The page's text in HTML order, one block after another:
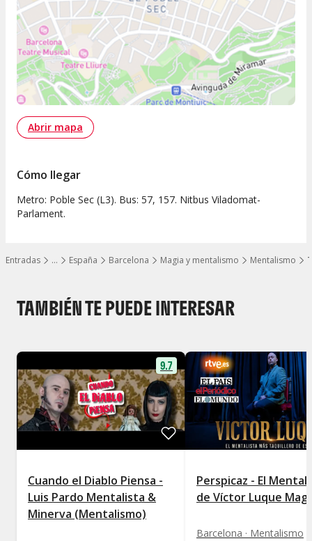
…
Mostrar todos los niveles
Entradas España Barcelona Magia y mentalismo Mentalismo
Abrir mapa
Cómo llegar
Metro: Poble Sec (L3). Bus: 57, 157. Nitbus Viladomat-
Parlament.
TAMBIÉN TE PUEDE INTERESAR
9.7
Cuando el Diablo Piensa -
Luis Pardo Mentalista &
Minerva (Mentalismo)
Perspicaz - El
de Víctor Luque
Barcelona · Mentalismo